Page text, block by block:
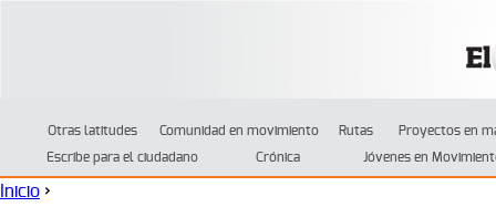
Otras latitudes Comunidad en movimiento Rutas
Proyectos en
Escribe para el ciudadano
Crónica Jóvenes en
Inicio ›